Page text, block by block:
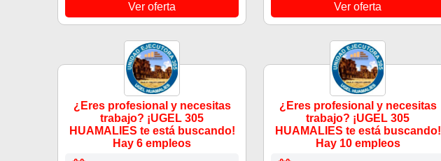
Ver oferta Ver oferta
¿Eres profesional y necesitas
trabajo? ¡UGEL 305
HUAMALIES te está buscando!
Hay 6 empleos
¿Eres profesional y necesitas
trabajo? ¡UGEL 305
HUAMALIES te está buscando!
Hay 10 empleos